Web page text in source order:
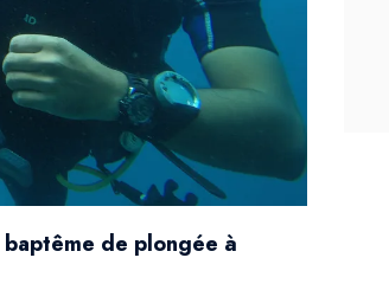
baptême de plongée à